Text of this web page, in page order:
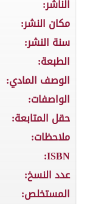
الناشر:
مكان النشر:
سنة النشر:
الطبعة:
الوصف المادي:
الواصفات:
حقل المتابعة:
ملاحظات:
ISBN:
عدد النسخ:
المستخلص: